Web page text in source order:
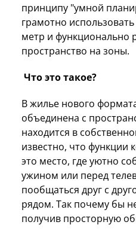
принципу "умной
грамотно
метр и функционально
пространство на зоны.
Что это такое?
В жилье нового
объединена с
находится в
известно, что функции
это место, где уютно
ужином или перед
пообщаться друг с
рядом. Так почему бы
получив просторную